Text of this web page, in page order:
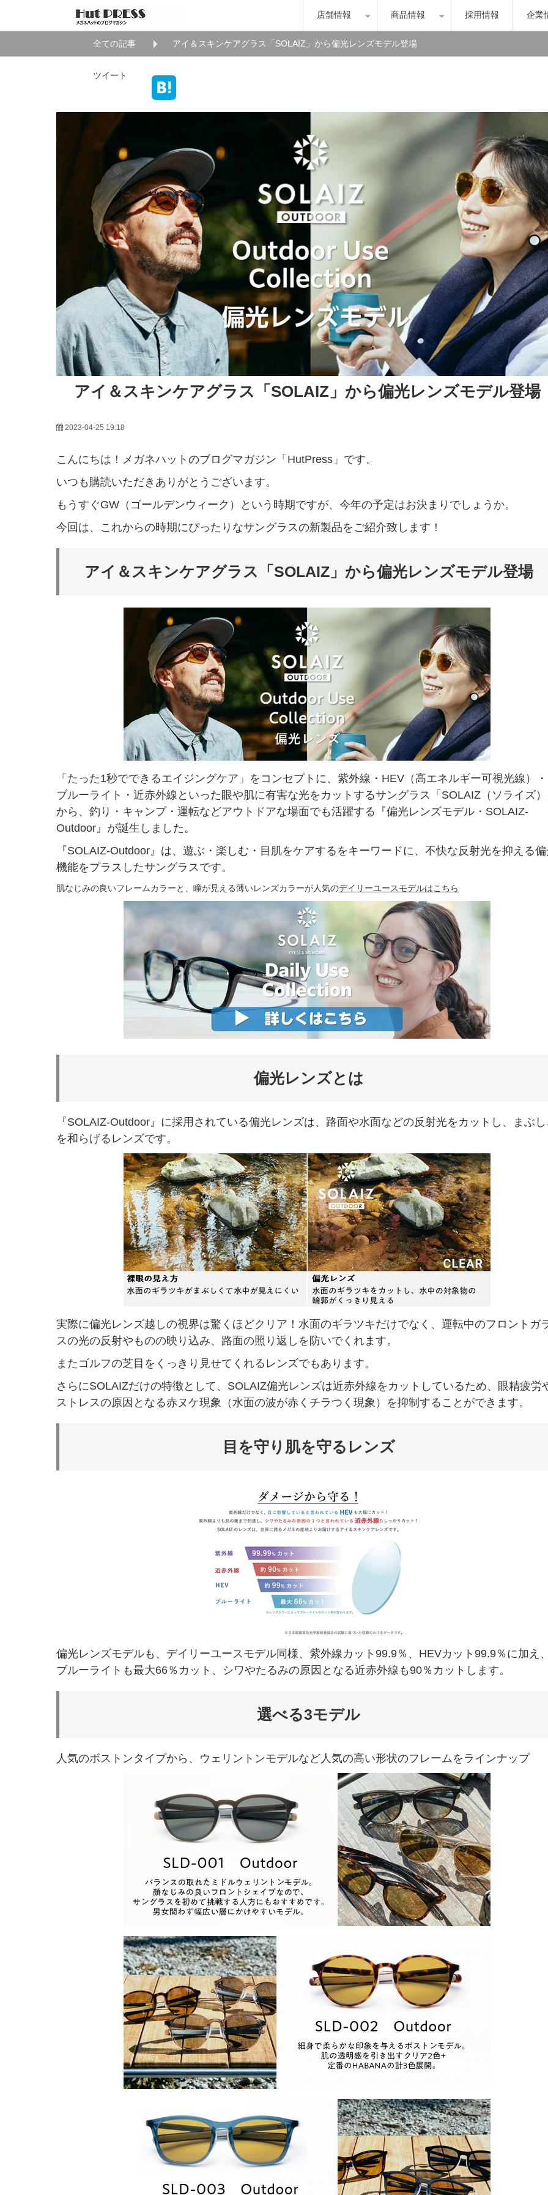
店舗情報 商品情報 採用情報 企業
全ての記事 アイ＆スキンケアグラス「SOLAIZ」から偏光レンズモデル登場
ツイート
アイ＆スキンケアグラス「SOLAIZ」から偏光レンズモデル登場
2023-04-25 19:18
こんにちは！メガネハットのブログマガジン「HutPress」です。
いつも購読いただきありがとうございます。
もうすぐGW（ゴールデンウィーク）という時期ですが、今年の予定はお決まりでしょうか。
今回は、これからの時期にぴったりなサングラスの新製品をご紹介致します！
アイ＆スキンケアグラス「SOLAIZ」から偏光レンズモデル登場
「たった1秒でできるエイジングケア」をコンセプトに、紫外線・HEV（高エネルギー可視光線）・
ブルーライト・近赤外線といった眼や肌に有害な光をカットするサングラス「SOLAIZ（ソライズ
から、釣り・キャンプ・運転などアウトドアな場面でも活躍する『偏光レンズモデル・SOLAIZ-
Outdoor』が誕生しました。
『SOLAIZ-Outdoor』は、遊ぶ・楽しむ・目肌をケアするをキーワードに、不快な反射光を抑える
機能をプラスしたサングラスです。
肌なじみの良いフレームカラーと、瞳が見える薄いレンズカラーが人気のデイリーユースモデルはこちら
偏光レンズとは
『SOLAIZ-Outdoor』に採用されている偏光レンズは、路面や水面などの反射光をカットし、まぶ
を和らげるレンズです。
実際に偏光レンズ越しの視界は驚くほどクリア！水面のギラツキだけでなく、運転中のフロントガ
スの光の反射やものの映り込み、路面の照り返しを防いでくれます。
またゴルフの芝目をくっきり見せてくれるレンズでもあります。
さらにSOLAIZだけの特徴として、SOLAIZ偏光レンズは近赤外線をカットしているため、眼精疲労
ストレスの原因となる赤ヌケ現象（水面の波が赤くチラつく現象）を抑制することができます。
目を守り肌を守るレンズ
偏光レンズモデルも、デイリーユースモデル同様、紫外線カット99.9％、HEVカット99.9％に加え
ブルーライトも最大66％カット、シワやたるみの原因となる近赤外線も90％カットします。
選べる3モデル
人気のボストンタイプから、ウェリントンモデルなど人気の高い形状のフレームをラインナップ